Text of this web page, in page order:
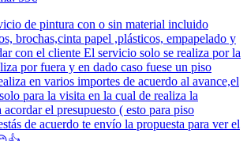
de pintura con o sin material incluido
brochas,cinta papel ,plásticos, empapelado y
con el cliente El servicio solo se realiza por la
por fuera y en dado caso fuese un piso
en varios importes de acuerdo al avance,el
para la visita en la cual de realiza la
el presupuesto ( esto para piso
de acuerdo te envío la propuesta para ver el